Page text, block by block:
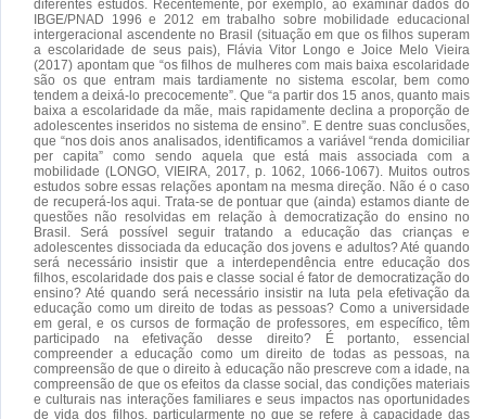
diferentes estudos. Recentemente, por exemplo, ao examinar dados do
IBGE/PNAD 1996 e 2012 em trabalho sobre mobilidade educacional
intergeracional ascendente no Brasil (situação em que os filhos superam
a escolaridade de seus pais), Flávia Vitor Longo e Joice Melo Vieira
(2017) apontam que “os filhos de mulheres com mais baixa escolaridade
são os que entram mais tardiamente no sistema escolar, bem como
tendem a deixá-lo precocemente”. Que “a partir dos 15 anos, quanto mais
baixa a escolaridade da mãe, mais rapidamente declina a proporção de
adolescentes inseridos no sistema de ensino”. E dentre suas conclusões,
que “nos dois anos analisados, identificamos a variável “renda domiciliar
per capita” como sendo aquela que está mais associada com a
mobilidade (LONGO, VIEIRA, 2017, p. 1062, 1066-1067). Muitos outros
estudos sobre essas relações apontam na mesma direção. Não é o caso
de recuperá-los aqui. Trata-se de pontuar que (ainda) estamos diante de
questões não resolvidas em relação à democratização do ensino no
Brasil. Será possível seguir tratando a educação das crianças e
adolescentes dissociada da educação dos jovens e adultos? Até quando
será necessário insistir que a interdependência entre educação dos
filhos, escolaridade dos pais e classe social é fator de democratização do
ensino? Até quando será necessário insistir na luta pela efetivação da
educação como um direito de todas as pessoas? Como a universidade
em geral, e os cursos de formação de professores, em específico, têm
participado na efetivação desse direito? É portanto, essencial
compreender a educação como um direito de todas as pessoas, na
compreensão de que o direito à educação não prescreve com a idade, na
compreensão de que os efeitos da classe social, das condições materiais
e culturais nas interações familiares e seus impactos nas oportunidades
de vida dos filhos, particularmente no que se refere à capacidade das